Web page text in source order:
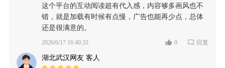
这个平台的互动阅读超有代入感，内容够多画风也不
错，就是加载有时候有点慢，广告也能再少点，总体
还是很满意的。
2026/6/17 16:40:33 0 回复
湖北武汉网友 客人